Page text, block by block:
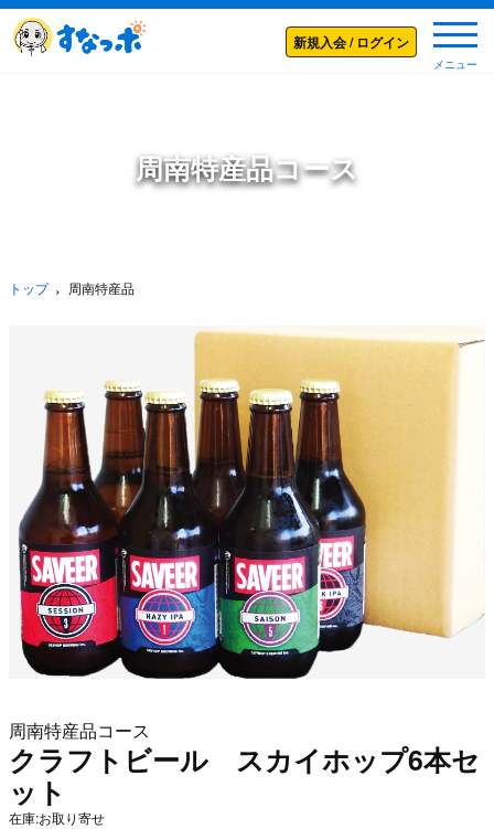
新規入会 / ログイン メ
メニュー
周南特産品コース
トップ 周南特産品
周南特産品コース
クラフトビール スカイホップ6本セ
ット
在庫:お取り寄せ